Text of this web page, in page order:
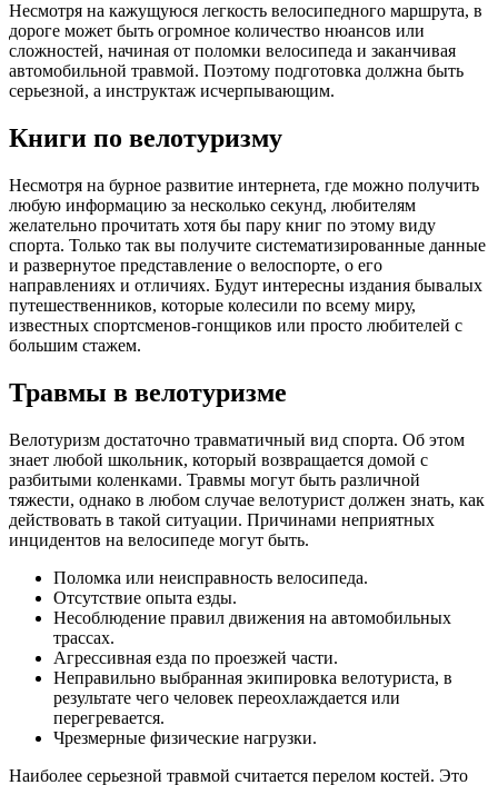
Несмотря на кажущуюся легкость велосипедного маршрута, в
дороге может быть огромное количество нюансов или
сложностей, начиная от поломки велосипеда и заканчивая
автомобильной травмой. Поэтому подготовка должна быть
серьезной, а инструктаж исчерпывающим.
Книги по велотуризму
Несмотря на бурное развитие интернета, где можно получить
любую информацию за несколько секунд, любителям
желательно прочитать хотя бы пару книг по этому виду
спорта. Только так вы получите систематизированные данные
и развернутое представление о велоспорте, о его
направлениях и отличиях. Будут интересны издания бывалых
путешественников, которые колесили по всему миру,
известных спортсменов-гонщиков или просто любителей с
большим стажем.
Травмы в велотуризме
Велотуризм достаточно травматичный вид спорта. Об этом
знает любой школьник, который возвращается домой с
разбитыми коленками. Травмы могут быть различной
тяжести, однако в любом случае велотурист должен знать, как
действовать в такой ситуации. Причинами неприятных
инцидентов на велосипеде могут быть.
Поломка или неисправность велосипеда.
Отсутствие опыта езды.
Несоблюдение правил движения на автомобильных
трассах.
Агрессивная езда по проезжей части.
Неправильно выбранная экипировка велотуриста, в
результате чего человек переохлаждается или
перегревается.
Чрезмерные физические нагрузки.
Наиболее серьезной травмой считается перелом костей. Это